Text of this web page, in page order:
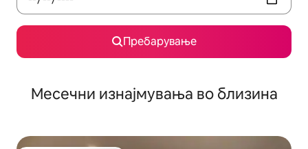
Пребарување
Месечни изнајмувања во близина